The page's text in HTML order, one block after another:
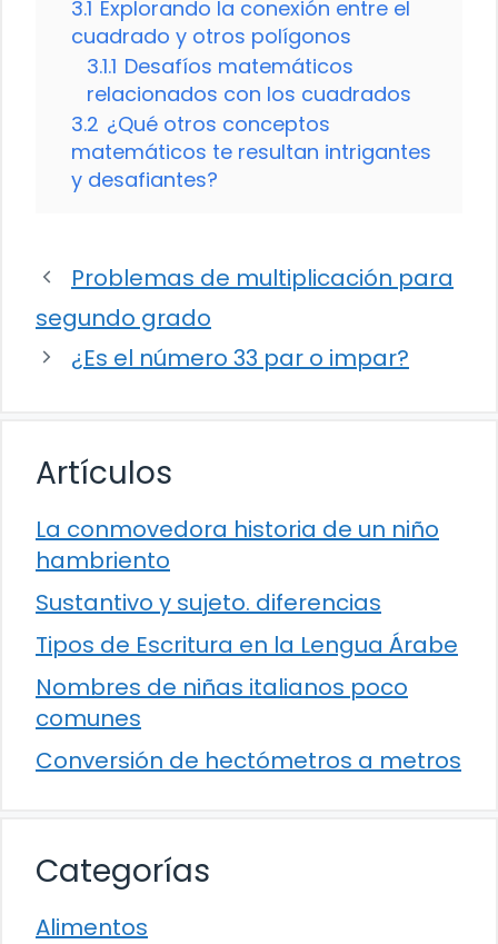
3.1 Explorando la conexión entre el
cuadrado y otros polígonos
3.1.1 Desafíos matemáticos
relacionados con los cuadrados
3.2 ¿Qué otros conceptos
matemáticos te resultan intrigantes
y desafiantes?
Problemas de multiplicación para
segundo grado
¿Es el número 33 par o impar?
Artículos
La conmovedora historia de un niño
hambriento
Sustantivo y sujeto. diferencias
Tipos de Escritura en la Lengua Árabe
Nombres de niñas italianos poco
comunes
Conversión de hectómetros a metros
Categorías
Alimentos